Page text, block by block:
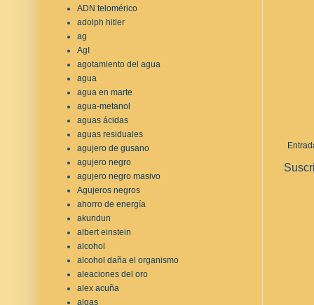
ADN telomérico
adolph hitler
ag
AgI
agotamiento del agua
agua
agua en marte
agua-metanol
aguas ácidas
aguas residuales
agujero de gusano
agujero negro
agujero negro masivo
Agujeros negros
ahorro de energía
akundun
albert einstein
alcohol
alcohol daña el organismo
aleaciones del oro
alex acuña
algas